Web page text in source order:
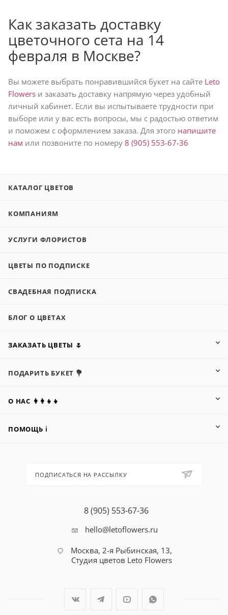
Как заказать доставку
цветочного сета на 14
февраля в Москве?
Вы можете выбрать понравившийся букет на сайте Leto
Flowers и заказать доставку напрямую через удобный
личный кабинет. Если вы испытываете трудности при
выборе или у вас есть вопросы, мы с радостью ответим
и поможем с оформлением заказа. Для этого напишите
нам или позвоните по номеру 8 (905) 553-67-36
КАТАЛОГ ЦВЕТОВ
КОМПАНИЯМ
УСЛУГИ ФЛОРИСТОВ
ЦВЕТЫ ПО ПОДПИСКЕ
СВАДЕБНАЯ ПОДПИСКА
БЛОГ О ЦВЕТАХ
ЗАКАЗАТЬ ЦВЕТЫ 🌷
ПОДАРИТЬ БУКЕТ 💐
О НАС 👩‍👩‍👧‍👧
ПОМОЩЬ ℹ️
ПОДПИСАТЬСЯ НА РАССЫЛКУ
8 (905) 553-67-36
hello@letoflowers.ru
Москва, 2-я Рыбинская, 13,
Студия цветов Leto Flowers